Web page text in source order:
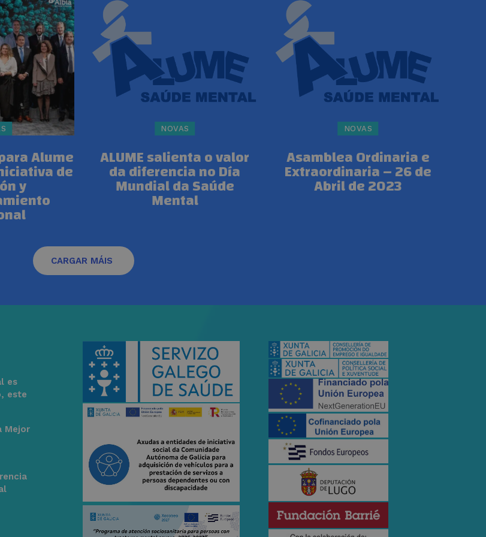
Alume
de
y
NOVAS
ALUME salienta o valor
da diferencia no Día
Mundial da Saúde
Mental
NOVAS
Asamblea Ordinaria e
Extraordinaria – 26 de
Abril de 2023
CARGAR MÁIS
es
este
Mejor